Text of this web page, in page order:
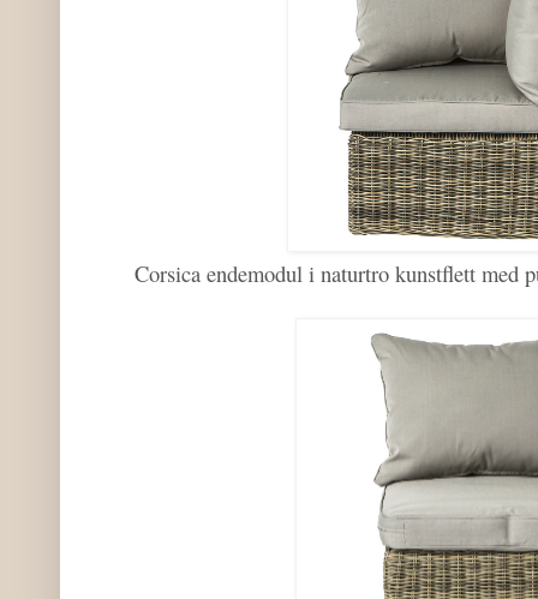
Corsica endemodul i naturtro kunstflett med